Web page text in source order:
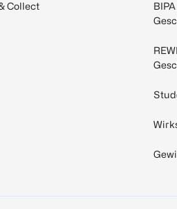
Collect
BIPA